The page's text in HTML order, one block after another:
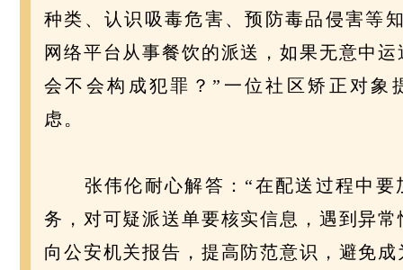
种类、认识吸毒危害、预防毒品侵害等
网络平台从事餐饮的派送，如果无意中
会不会构成犯罪？”一位社区矫正对象
虑。
张伟伦耐心解答：“在配送过程中要
务，对可疑派送单要核实信息，遇到异常
向公安机关报告，提高防范意识，避免